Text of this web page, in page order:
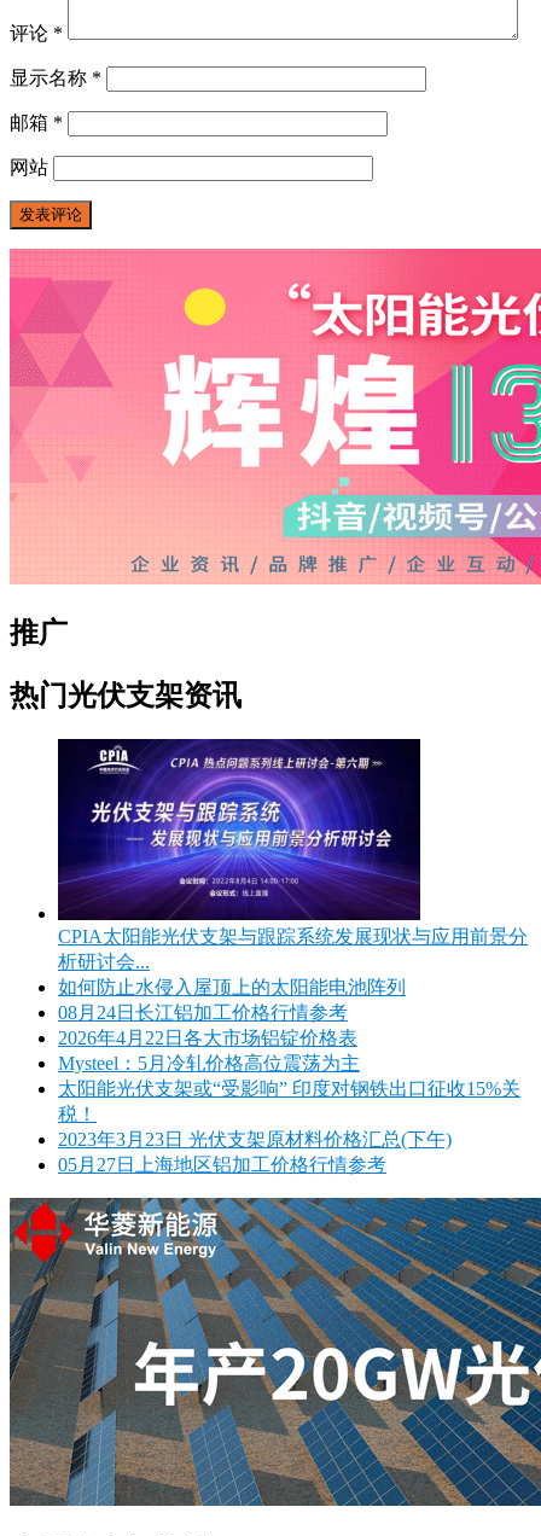
评论 *
显示名称 *
邮箱 *
网站
推广
热门光伏支架资讯
CPIA太阳能光伏支架与跟踪系统发展现状与应用前景分
析研讨会...
如何防止水侵入屋顶上的太阳能电池阵列
08月24日长江铝加工价格行情参考
2026年4月22日各大市场铝锭价格表
Mysteel：5月冷轧价格高位震荡为主
太阳能光伏支架或“受影响” 印度对钢铁出口征收15%关
税！
2023年3月23日 光伏支架原材料价格汇总(下午)
05月27日上海地区铝加工价格行情参考